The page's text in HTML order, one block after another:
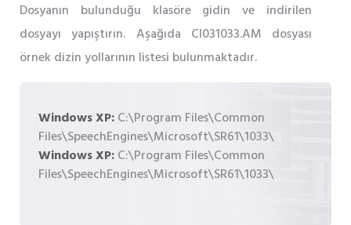
Dosyanın bulunduğu klasöre gidin ve indirilen
dosyayı yapıştırın. Aşağıda CI031033.AM dosyası
örnek dizin yollarının listesi bulunmaktadır.
Windows XP:C:\Program Files\Common
Files\SpeechEngines\Microsoft\SR61\1033\
Windows XP:C:\Program Files\Common
Files\SpeechEngines\Microsoft\SR61\1033\